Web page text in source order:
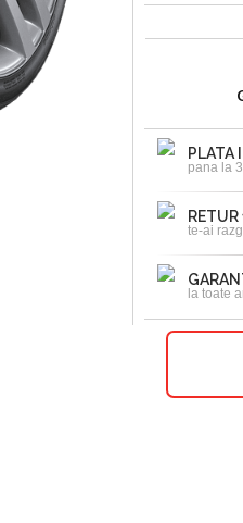
PLATA
pana la
te-ai
la toate